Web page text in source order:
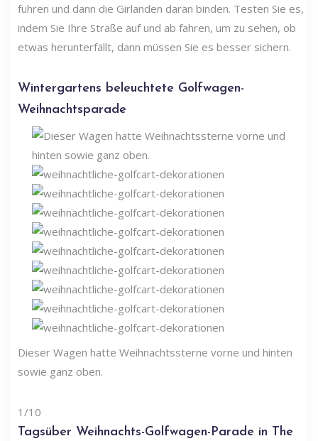
führen und dann die Girlanden daran binden. Testen Sie es,
indem Sie Ihre Straße auf und ab fahren, um zu sehen, ob
etwas herunterfällt, dann müssen Sie es besser sichern.
Wintergartens beleuchtete Golfwagen-
Weihnachtsparade
Dieser Wagen hatte Weihnachtssterne vorne und hinten
sowie ganz oben.
1/10
Tagsüber Weihnachts-Golfwagen-Parade in The